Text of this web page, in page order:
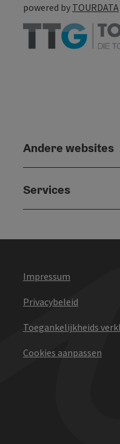
powered by TOURDATA
Andere websites
Services
Impressum
Privacybeleid
Toegankelijkheids
Cookies aanpassen